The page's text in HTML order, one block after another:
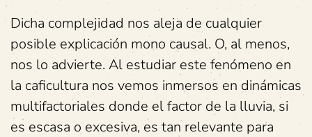
Dicha complejidad nos aleja de cualquier
posible explicación mono causal. O, al menos,
nos lo advierte. Al estudiar este fenómeno en
la caficultura nos vemos inmersos en dinámicas
multifactoriales donde el factor de la lluvia, si
es escasa o excesiva, es tan relevante para